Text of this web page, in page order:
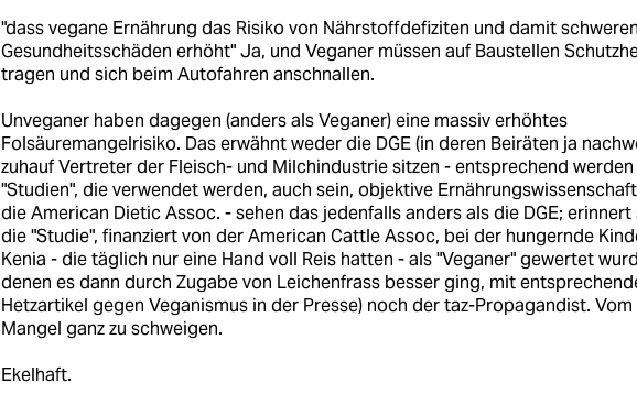
"dass vegane Ernährung das Risiko von Nährstoffdefiziten und damit schweren
Gesundheitsschäden erhöht" Ja, und Veganer müssen auf Baustellen
tragen und sich beim Autofahren anschnallen.
Unveganer haben dagegen (anders als Veganer) eine massiv erhöhtes
Folsäuremangelrisiko. Das erwähnt weder die DGE (in deren Beiräten ja
zuhauf Vertreter der Fleisch- und Milchindustrie sitzen - entsprechend
"Studien", die verwendet werden, auch sein, objektive
die American Dietic Assoc. - sehen das jedenfalls anders als die DGE; erinnert
die "Studie", finanziert von der American Cattle Assoc, bei der hungernde
Kenia - die täglich nur eine Hand voll Reis hatten - als "Veganer" gewertet
denen es dann durch Zugabe von Leichenfrass besser ging, mit
Hetzartikel gegen Veganismus in der Presse) noch der taz-Propagandist. Vom
Mangel ganz zu schweigen.
Ekelhaft.